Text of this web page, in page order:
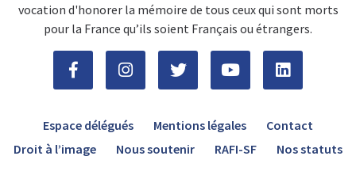
vocation d'honorer la mémoire de tous ceux qui sont morts
pour la France qu’ils soient Français ou étrangers.
Espace délégués Mentions légales
Contact
Droit à l’image
Nous soutenir RAFI-SF Nos statuts